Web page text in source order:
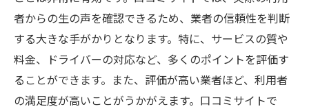
者からの生の声を確認できるため、業者の信頼性を判断
する大きな手がかりとなります。特に、サービスの質や
料金、ドライバーの対応など、多くのポイントを評価す
ることができます。また、評価が高い業者ほど、利用者
の満足度が高いことがうかがえます。口コミサイトで